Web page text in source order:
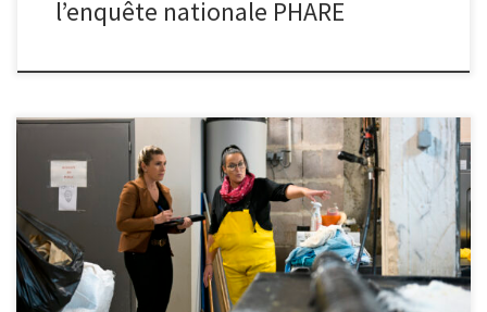
l’enquête nationale PHARE
(Extrait de l’article de l’ISTNF ; retrouvez l’article complet ici :
https://istnf.fr/actu-306/eviter-toute-alteration-de-la-sante-des-
travailleurs-du-fait-de-leur-travail) La loi du 11 octobre 1946 a
organisé la médecine du travail en France, en affirmant, dans un
premier temps, le rôle « exclusivement préventif » des médecins
du travail pour éviter toute altération de la santé des travailleurs